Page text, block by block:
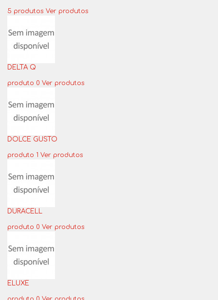
5 produtos Ver produtos
DELTA Q
produto 0 Ver produtos
DOLCE GUSTO
produto 1 Ver produtos
DURACELL
produto 0 Ver produtos
ELUXE